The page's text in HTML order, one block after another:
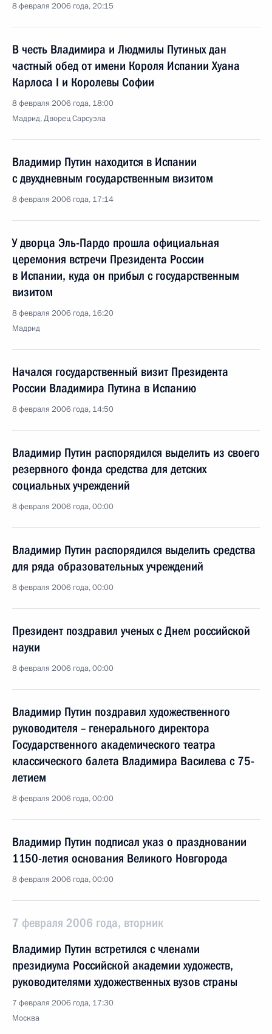
8 февраля 2006 года, 20:15
В честь Владимира и Людмилы Путиных дан
частный обед от имени Короля Испании Хуана
Карлоса I и Королевы Софии
8 февраля 2006 года, 18:00
Мадрид, Дворец Сарсуэла
Владимир Путин находится в Испании
с двухдневным государственным визитом
8 февраля 2006 года, 17:14
У дворца Эль-Пардо прошла официальная
церемония встречи Президента России
в Испании, куда он прибыл с государственным
визитом
8 февраля 2006 года, 16:20
Мадрид
Начался государственный визит Президента
России Владимира Путина в Испанию
8 февраля 2006 года, 14:50
Владимир Путин распорядился выделить из своего
резервного фонда средства для детских
социальных учреждений
8 февраля 2006 года, 00:00
Владимир Путин распорядился выделить средства
для ряда образовательных учреждений
8 февраля 2006 года, 00:00
Президент поздравил ученых с Днем российской
науки
8 февраля 2006 года, 00:00
Владимир Путин поздравил художественного
руководителя – генерального директора
Государственного академического театра
классического балета Владимира Василева с 75-
летием
8 февраля 2006 года, 00:00
Владимир Путин подписал указ о праздновании
1150-летия основания Великого Новгорода
8 февраля 2006 года, 00:00
7 февраля 2006 года, вторник
Владимир Путин встретился с членами
президиума Российской академии художеств,
руководителями художественных вузов страны
7 февраля 2006 года, 17:30
Москва